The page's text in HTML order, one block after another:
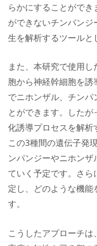
らかにすることがで
ができないチンパンジ
生を解析するツールと
また、本研究で使用
胞から神経幹細胞を
でニホンザル、チンパ
とができます。した
化誘導プロセスを解
この3種間の遺伝子発
ンパンジーやニホン
ていく予定です。さ
定し、どのような機能
す。
こうしたアプローチは